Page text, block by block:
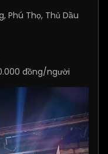
Phú Thọ, Thủ Dầu
đồng/người